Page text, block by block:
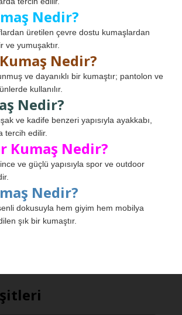
Nedir?
üretilen çevre dostu kumaşlardan
ve yumuşaktır.
Nedir?
ve dayanıklı bir kumaştır; pantolon ve
kullanılır.
Nedir?
ve kadife benzeri yapısıyla ayakkabı,
tercih edilir.
Kumaş Nedir?
ve güçlü yapısıyla spor ve outdoor
Nedir?
dokusuyla hem giyim hem mobilya
şık bir kumaştır.